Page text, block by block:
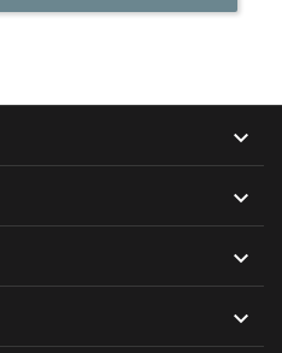



